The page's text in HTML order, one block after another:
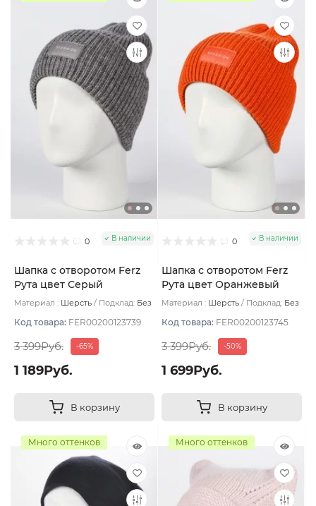
0 В наличии
Шапка с отворотом Ferz
Рута цвет Серый
Материал : Шерсть Подклад: Без
Код товара: FER00200123739
3 399Руб. -65%
1 189Руб.
В корзину
0 В наличии
Шапка с отворотом Ferz
Рута цвет Оранжевый
Материал : Шерсть Подклад: Без
Код товара: FER00200123745
3 399Руб. -50%
1 699Руб.
В корзину
Много оттенков Много оттенков